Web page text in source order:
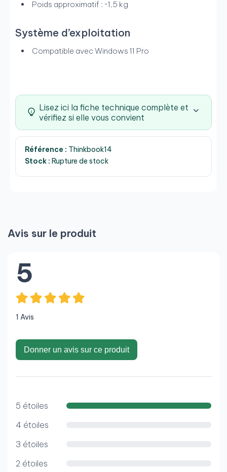
Poids approximatif : ~1,5 kg
Système d’exploitation
Compatible avec Windows 11 Pro
Lisez ici la fiche technique complète et
vérifiez si elle vous convient
Référence : Thinkbook14
Stock : Rupture de stock
Avis sur le produit
5
1 Avis
Donner un avis sur ce produit
5 étoiles
4 étoiles
3 étoiles
2 étoiles